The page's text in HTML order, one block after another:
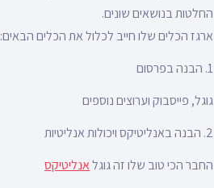
החלטות בנושאים שונים.
ארגז הכלים שלו חייב לכלול את הכלים הבאים:
1. הבנה בפרסום
גוגל, פייסבוק וערוצים נוספים
2. הבנה באנליטיקס ויכולות אנליטיות
החבר הכי טוב שלו זה גוגלאנליטיקס